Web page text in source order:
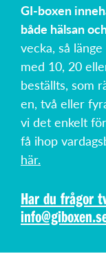
GI-boxen
både hälsan
vecka, så
med 10, 20
beställts, som
en, två eller
vi det enkelt
få ihop
här.
Har du frågor